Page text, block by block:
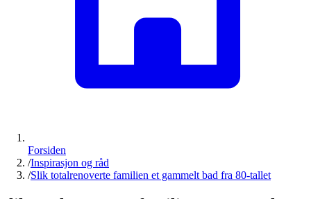
Forsiden
/Inspirasjon og råd
/Slik totalrenoverte familien et gammelt bad fra 80-tallet